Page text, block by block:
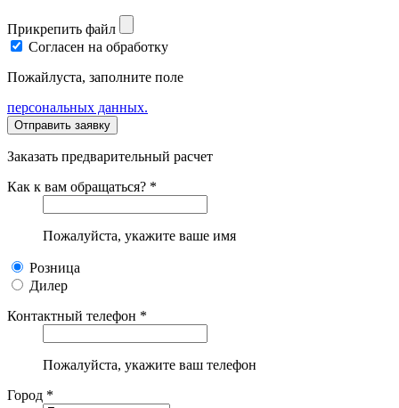
Прикрепить файл
Согласен на обработку
Пожайлуста, заполните поле
персональных данных.
Заказать предварительный расчет
Как к вам обращаться? *
Пожалуйста, укажите ваше имя
Розница
Дилер
Контактный телефон *
Пожалуйста, укажите ваш телефон
Город *